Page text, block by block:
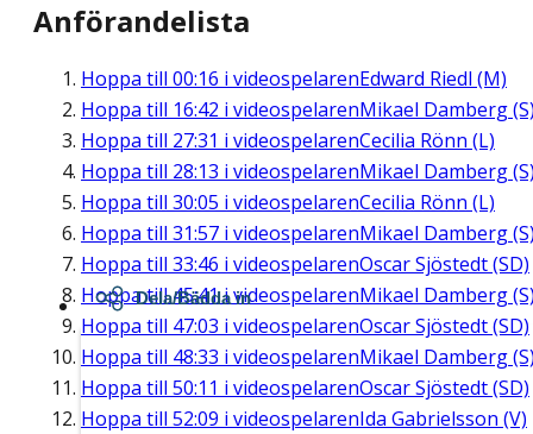
Anförandelista
Hoppa till 00:16 i videospelarenEdward Riedl (M)
Hoppa till 16:42 i videospelarenMikael Damberg
Hoppa till 27:31 i videospelarenCecilia Rönn (L)
Hoppa till 28:13 i videospelarenMikael Damberg
Hoppa till 30:05 i videospelarenCecilia Rönn (L)
Hoppa till 31:57 i videospelarenMikael Damberg
Hoppa till 33:46 i videospelarenOscar Sjöstedt (SD)
Hoppa till45:41i videospelarenMikael Damberg
Hoppa till 47:03 i videospelarenOscar Sjöstedt (SD)
Hoppa till 48:33 i videospelarenMikael Damberg
Hoppa till 50:11 i videospelarenOscar Sjöstedt (SD)
Hoppa till 52:09 i videospelarenIda Gabrielsson (V)
Dela/Bädda in